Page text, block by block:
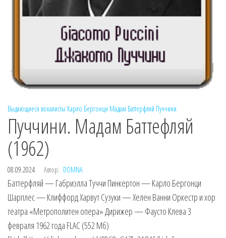
Выдающиеся вокалисты Карло Бергонци Мадам Баттерфляй Пуччини
Пуччини. Мадам Баттефляй
(1962)
08.09.2024 Автор: DOMNA
Баттерфляй — Габриэлла Туччи Пинкертон — Карло Бергонци
Шарплес — Клиффорд Харвут Сузуки — Хелен Ванни Оркестр и хор
театра «Метрополитен опера» Дирижер — Фаусто Клева 3
февраля 1962 года FLAC (552 Мб)